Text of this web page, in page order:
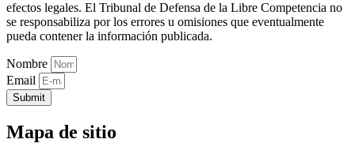
efectos legales. El Tribunal de Defensa de la Libre Competencia no
se responsabiliza por los errores u omisiones que eventualmente
pueda contener la información publicada.
Nombre
Email
Submit
Mapa de sitio